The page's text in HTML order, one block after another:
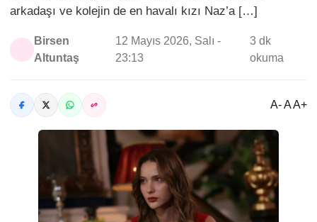
arkadaşı ve kolejin de en havalı kızı Naz’a […]
Birsen
Altuntaş
12 Mayıs 2026, Salı -
23:13
3 dk
okuma
A- A A+